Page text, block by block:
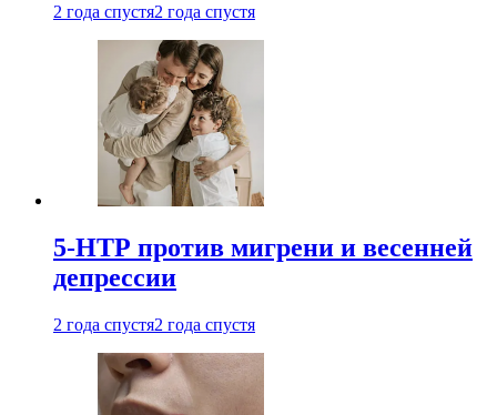
2 года спустя2 года спустя
5-НТР против мигрени и весенней
депрессии
2 года спустя2 года спустя